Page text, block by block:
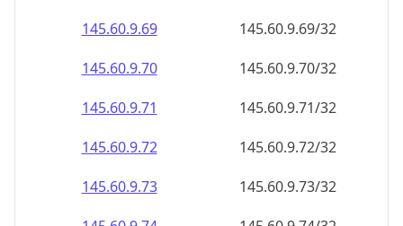
145.60.9.69
145.60.9.69/32
145.60.9.70
145.60.9.70/32
145.60.9.71
145.60.9.71/32
145.60.9.72
145.60.9.72/32
145.60.9.73
145.60.9.73/32